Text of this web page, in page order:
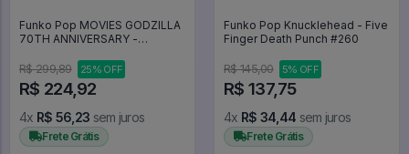
Funko Pop MOVIES GODZILLA
70TH ANNIVERSARY -
Movies #1662
R$ 299,89 25% OFF
R$ 224,92
4x R$ 56,23 sem juros
Frete Grátis
Funko Pop Knucklehead - Five
Finger Death Punch #260
R$ 145,00 5% OFF
R$ 137,75
4x R$ 34,44 sem juros
Frete Grátis